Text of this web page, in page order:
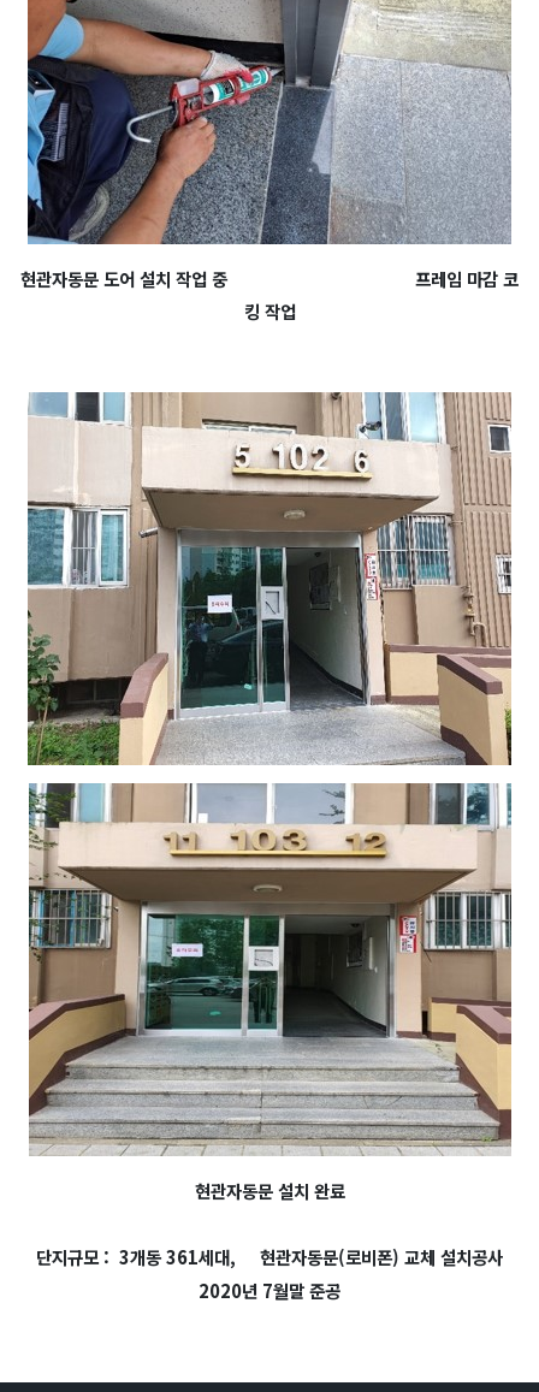
현관자동문 도어 설치 작업 중 프레임 마감 코
킹 작업
현관자동문 설치 완료
단지규모 : 3개동 361세대, 현관자동문(로비폰) 교체 설치공사
2020년 7월말 준공